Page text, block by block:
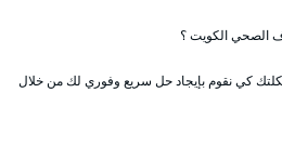
الصحي الكويت ؟
كي نقوم بإيجاد حل سريع وفوري لك من خلال